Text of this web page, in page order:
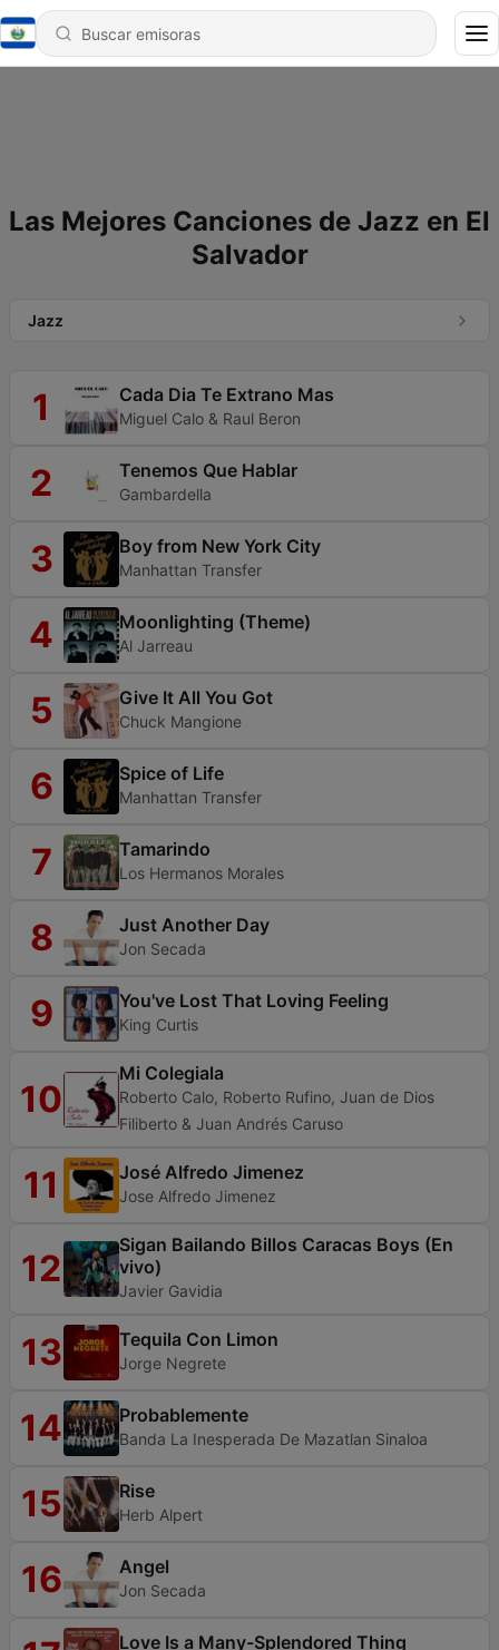
Las Mejores Canciones de Jazz en El
Salvador
Jazz
1 Cada Dia Te Extrano Mas
Miguel Calo & Raul Beron
2 Tenemos Que Hablar
Gambardella
3 Boy from New York City
Manhattan Transfer
4 Moonlighting (Theme)
Al Jarreau
5 Give It All You Got
Chuck Mangione
6 Spice of Life
Manhattan Transfer
7 Tamarindo
Los Hermanos Morales
8 Just Another Day
Jon Secada
9 You've Lost That Loving Feeling
King Curtis
10
Mi Colegiala
Roberto Calo, Roberto Rufino, Juan de Dios
Filiberto & Juan Andrés Caruso
11 José Alfredo Jimenez
Jose Alfredo Jimenez
12
Sigan Bailando Billos Caracas Boys (En
vivo)
Javier Gavidia
13 Tequila Con Limon
Jorge Negrete
14 Probablemente
Banda La Inesperada De Mazatlan Sinaloa
15 Rise
Herb Alpert
16 Angel
Jon Secada
Love Is a Many-Splendored Thing